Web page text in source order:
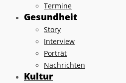
Termine
Gesundheit
Story
Interview
Porträt
Nachrichten
Kultur